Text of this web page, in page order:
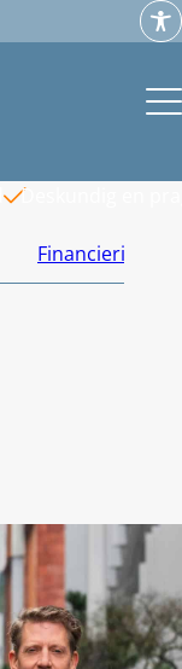
Deskundig en
Financiering